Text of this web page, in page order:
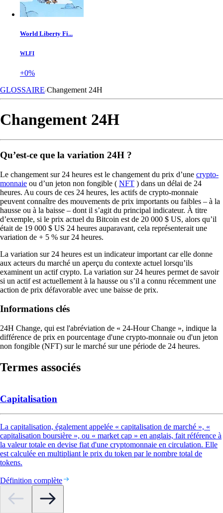
World Liberty Fi...
WLFI
+0%
GLOSSAIRE Changement 24H
Changement 24H
Qu’est-ce que la variation 24H ?
Le changement sur 24 heures est le changement du prix d’une crypto-
monnaie ou d’un jeton non fongible ( NFT ) dans un délai de 24
heures. Au cours de ces 24 heures, les actifs de crypto-monnaie
peuvent connaître des mouvements de prix importants ou faibles – à la
hausse ou à la baisse – dont il s’agit du principal indicateur. À titre
d’exemple, si le prix actuel du Bitcoin est de 20 000 $ US, alors qu’il
était de 19 000 $ US 24 heures auparavant, cela représenterait une
variation de + 5 % sur 24 heures.
La variation sur 24 heures est un indicateur important car elle donne
aux acteurs du marché un aperçu du contexte actuel lorsqu’ils
examinent un actif crypto. La variation sur 24 heures permet de savoir
si un actif est actuellement à la hausse ou s’il a connu récemment une
action de prix défavorable avec une baisse de prix.
Informations clés
24H Change, qui est l'abréviation de « 24-Hour Change », indique la
différence de prix en pourcentage d'une crypto-monnaie ou d'un jeton
non fongible (NFT) sur le marché sur une période de 24 heures.
Termes associés
Capitalisation
La capitalisation, également appelée « capitalisation de marché », «
capitalisation boursière », ou « market cap » en anglais, fait référence à
la valeur totale en devise fiat d'une cryptomonnaie en circulation. Elle
est calculée en multipliant le prix du token par le nombre total de
tokens.
Définition complète